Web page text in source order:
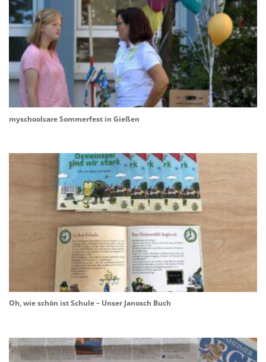
myschoolcare Sommerfest in Gießen
Oh, wie schön ist Schule – Unser Janosch Buch